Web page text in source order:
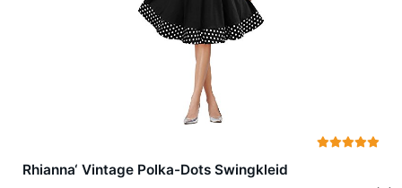
Rhianna‘ Vintage Polka-Dots Swingkleid